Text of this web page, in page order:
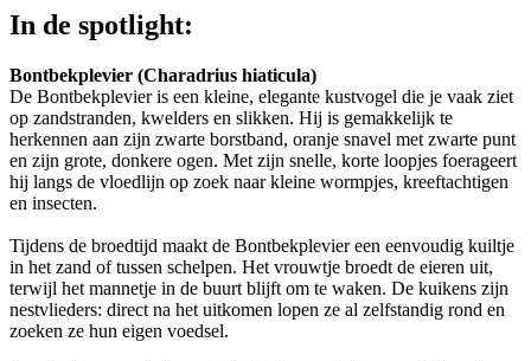
In de spotlight:
Bontbekplevier (Charadrius hiaticula)
De Bontbekplevier is een kleine, elegante kustvogel die je vaak ziet
op zandstranden, kwelders en slikken. Hij is gemakkelijk te
herkennen aan zijn zwarte borstband, oranje snavel met zwarte punt
en zijn grote, donkere ogen. Met zijn snelle, korte loopjes foerageert
hij langs de vloedlijn op zoek naar kleine wormpjes, kreeftachtigen
en insecten.
Tijdens de broedtijd maakt de Bontbekplevier een eenvoudig kuiltje
in het zand of tussen schelpen. Het vrouwtje broedt de eieren uit,
terwijl het mannetje in de buurt blijft om te waken. De kuikens zijn
nestvlieders: direct na het uitkomen lopen ze al zelfstandig rond en
zoeken ze hun eigen voedsel.